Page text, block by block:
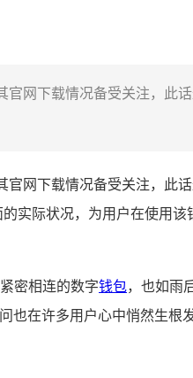
网下载情况备受关注，此
官网下载情况备受关注，此
实际状况，为用户在使用该
密相连的数字钱包，也如雨
在许多用户心中悄然生根